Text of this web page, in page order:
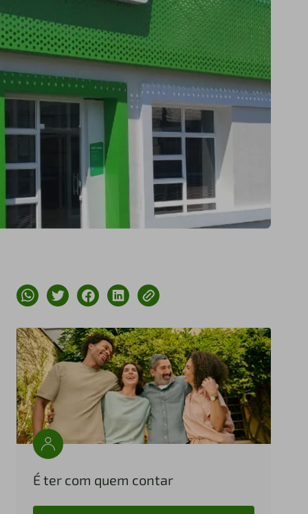
É ter com quem contar